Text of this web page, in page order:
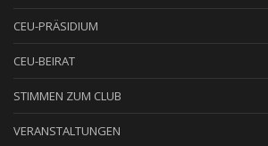
CEU-PRÄSIDIUM
CEU-BEIRAT
STIMMEN ZUM CLUB
VERANSTALTUNGEN